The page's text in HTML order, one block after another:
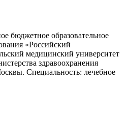
бюджетное образовательное
«Российский
медицинский университет
здравоохранения
Специальность: лечебное